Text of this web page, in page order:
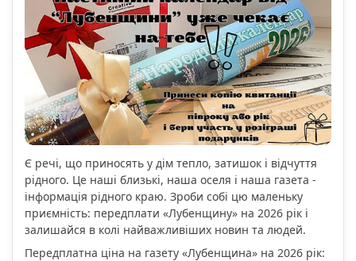
Є речі, що приносять у дім тепло, затишок і відчуття
рідного. Це наші близькі, наша оселя і наша газета -
інформація рідного краю. Зроби собі цю маленьку
приємність: передплати «Лубенщину» на 2026 рік і
залишайся в колі найважливіших новин та людей.
Передплатна ціна на газету «Лубенщина» на 2026 рік: